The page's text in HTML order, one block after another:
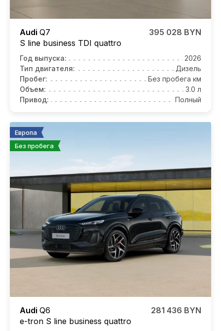
Audi Q7
S line business TDI quattro
395 028 BYN
Год выпуска:
2026
Тип двигателя:
Дизель
Пробег:
Без пробега км
Объем:
3.0 л
Привод:
Полный
Европа
Без пробега
Audi Q6
e-tron S line business quattro
281 436 BYN